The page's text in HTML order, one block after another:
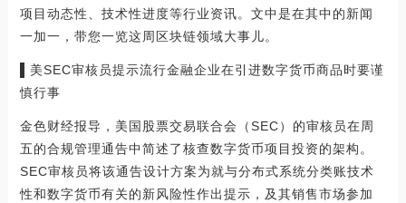
项目动态性、技术性进度等行业资讯。文中是在其中的新闻
一加一，带您一览这周区块链领域大事儿。
▌美SEC审核员提示流行金融企业在引进数字货币商品时要谨
慎行事
金色财经报导，美国股票交易联合会（SEC）的审核员在周
五的合规管理通告中简述了核查数字货币项目投资的架构。
SEC审核员将该通告设计方案为就与分布式系统分类账技术
性和数字货币有关的新风险性作出提示，及其销售市场参加